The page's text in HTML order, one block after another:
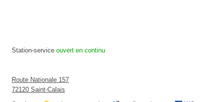
Station-service ouvert en continu
Route Nationale 157
72120 Saint-Calais